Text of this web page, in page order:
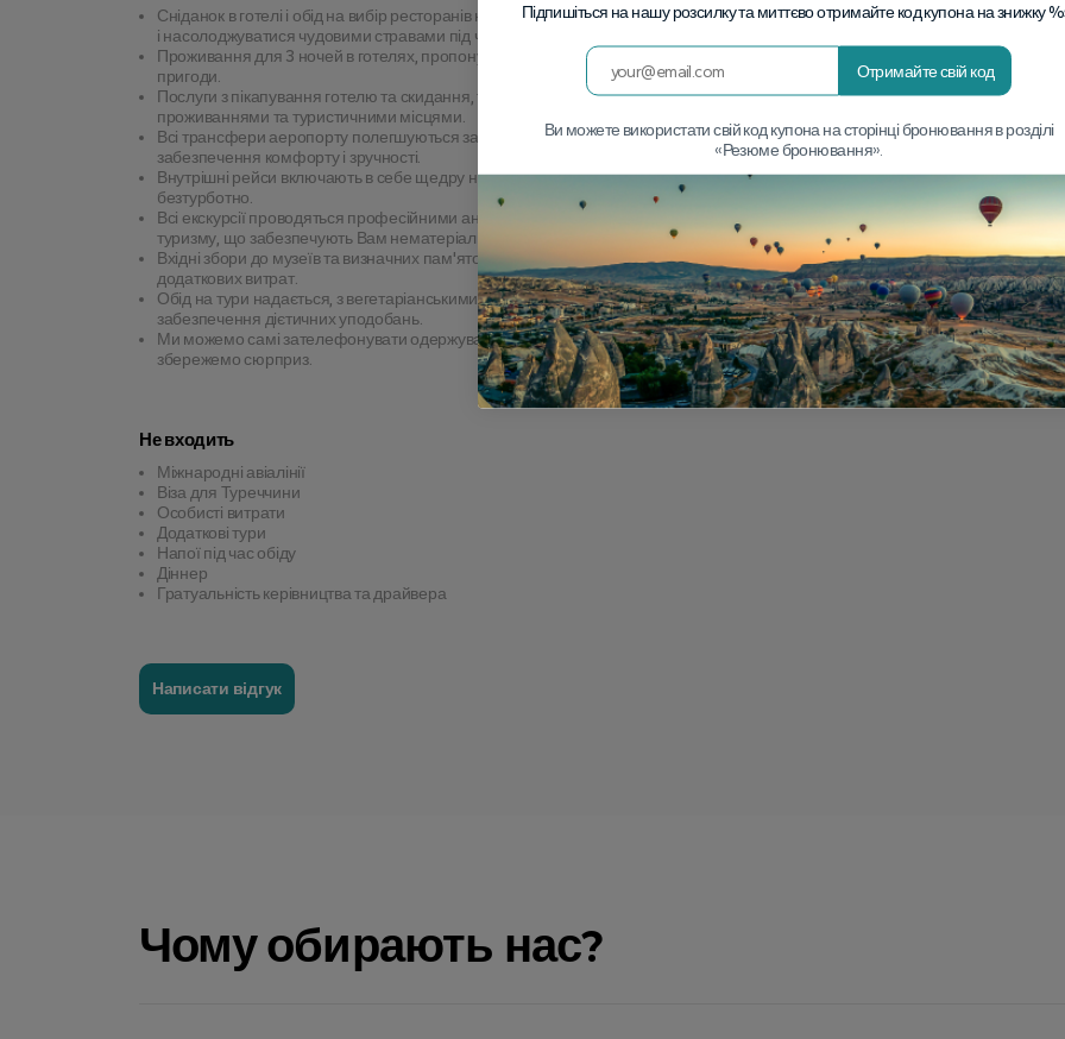
Сніданок в готелі і обід на вибір ресторанів надаються, забезпечуючи вам можливість почати свій день в ергономіці
і насолоджуватися чудовими стравами під час ваших екскурсій.
Проживання для 3 ночей в готелях, пропонуючи Вам комфортний і спокійний відпочинок після кожного дня
пригоди.
Послуги з пікапування готелю та скидання, тому ви можете безперешкодно проїхатися між вашими
проживаннями та туристичними місцями.
Всі трансфери аеропорту полегшуються за допомогою некурців, кондиціонерів, делюксних транспортних засобів,
забезпечення комфорту і зручності.
Внутрішні рейси включають в себе щедру норму провезення багажу 15 кг, що дозволяє легко подорожувати і
безтурботно.
Всі екскурсії проводяться професійними англомовними екскурсоводами, які ліцензовані Міністерством культури і
туризму, що забезпечують Вам нематеріальні коментарі та збагачення досвіду.
Вхідні збори до музеїв та визначних пам'яток покриваються, тому ви можете вивчити чудеса Туреччини без
додаткових витрат.
Обід на тури надається, з вегетаріанськими і вегетаріанськими варіантами, доступні за запитом в час бронювання,
забезпечення дієтичних уподобань.
Ми можемо самі зателефонувати одержувачу і узгодити зручний час і місце вручення квітів, а якщо необхідно, то
збережемо сюрприз.
Не входить
Міжнародні авіалінії
Віза для Туреччини
Особисті витрати
Додаткові тури
Напої під час обіду
Діннер
Гратуальність керівництва та драйвера
Написати відгук
Чому обирають нас?
Підпишіться на нашу розсилку та миттєво отримайте код купона на знижку
Отримайте свій код
Ви можете використати свій код купона на сторінці бронювання в розділі
«Резюме бронювання».